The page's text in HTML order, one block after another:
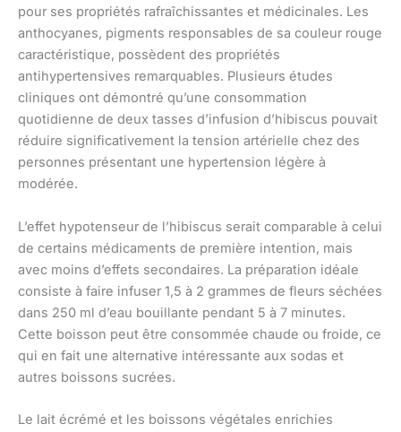
pour ses propriétés rafraîchissantes et médicinales. Les
anthocyanes, pigments responsables de sa couleur rouge
caractéristique, possèdent des propriétés
antihypertensives remarquables. Plusieurs études
cliniques ont démontré qu’une consommation
quotidienne de deux tasses d’infusion d’hibiscus pouvait
réduire significativement la tension artérielle chez des
personnes présentant une hypertension légère à
modérée.
L’effet hypotenseur de l’hibiscus serait comparable à celui
de certains médicaments de première intention, mais
avec moins d’effets secondaires. La préparation idéale
consiste à faire infuser 1,5 à 2 grammes de fleurs séchées
dans 250 ml d’eau bouillante pendant 5 à 7 minutes.
Cette boisson peut être consommée chaude ou froide, ce
qui en fait une alternative intéressante aux sodas et
autres boissons sucrées.
Le lait écrémé et les boissons végétales enrichies